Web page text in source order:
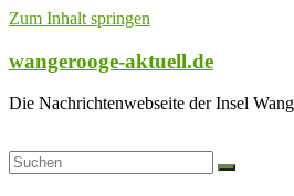
Zum Inhalt springen
wangerooge-aktuell.de
Die Nachrichtenwebseite der Insel